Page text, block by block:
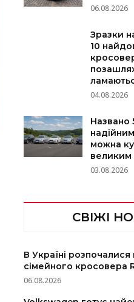
06.08.2026
Зразки
10
04.08.2026
Названо
можна
великим
03.08.2026
СВІЖІ
В Україні
сімейного кросовера
06.08.2026